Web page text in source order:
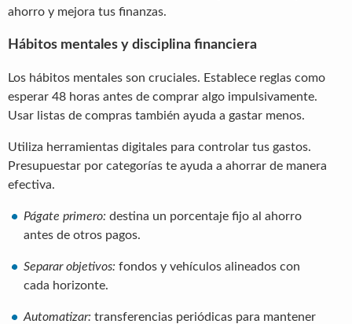
ahorro y mejora tus finanzas.
Hábitos mentales y disciplina financiera
Los hábitos mentales son cruciales. Establece reglas como
esperar 48 horas antes de comprar algo impulsivamente.
Usar listas de compras también ayuda a gastar menos.
Utiliza herramientas digitales para controlar tus gastos.
Presupuestar por categorías te ayuda a ahorrar de manera
efectiva.
Págate primero: destina un porcentaje fijo al ahorro
antes de otros pagos.
Separar objetivos: fondos y vehículos alineados con
cada horizonte.
Automatizar: transferencias periódicas para mantener